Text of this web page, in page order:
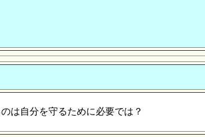
は自分を守るために必要では？